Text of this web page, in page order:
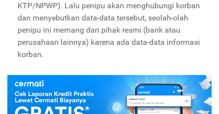
KTP/NPWP). Lalu penipu akan menghubungi korban
dan menyebutkan data-data tersebut, seolah-olah
penipu ini memang dari pihak resmi (bank atau
perusahaan lainnya) karena ada data-data informasi
korban.